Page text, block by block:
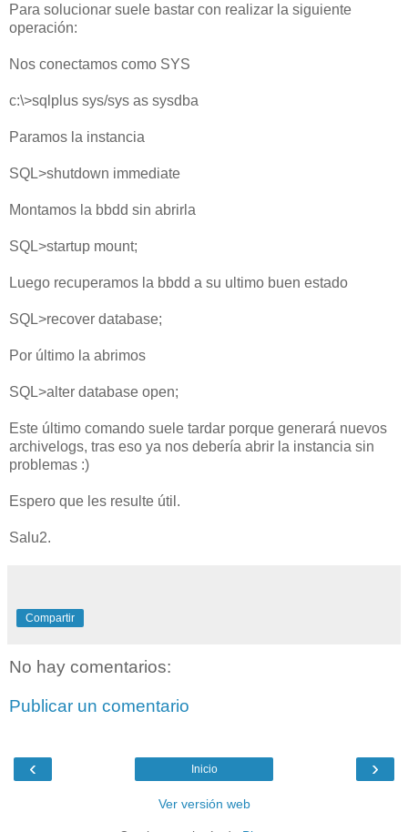
Para solucionar suele bastar con realizar la siguiente
operación:
Nos conectamos como SYS
c:\>sqlplus sys/sys as sysdba
Paramos la instancia
SQL>shutdown immediate
Montamos la bbdd sin abrirla
SQL>startup mount;
Luego recuperamos la bbdd a su ultimo buen estado
SQL>recover database;
Por último la abrimos
SQL>alter database open;
Este último comando suele tardar porque generará nuevos
archivelogs, tras eso ya nos debería abrir la instancia sin
problemas :)
Espero que les resulte útil.
Salu2.
Compartir
No hay comentarios:
Publicar un comentario
‹ ›
Inicio
Ver versión web